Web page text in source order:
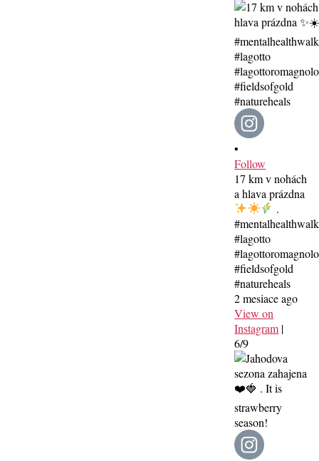
•
Follow
17 km v nohách
a hlava prázdna
.
#mentalhealthwalk
#lagotto
#fieldsofgold
#natureheals
2 mesiace ago
View on
Instagram |
6/9